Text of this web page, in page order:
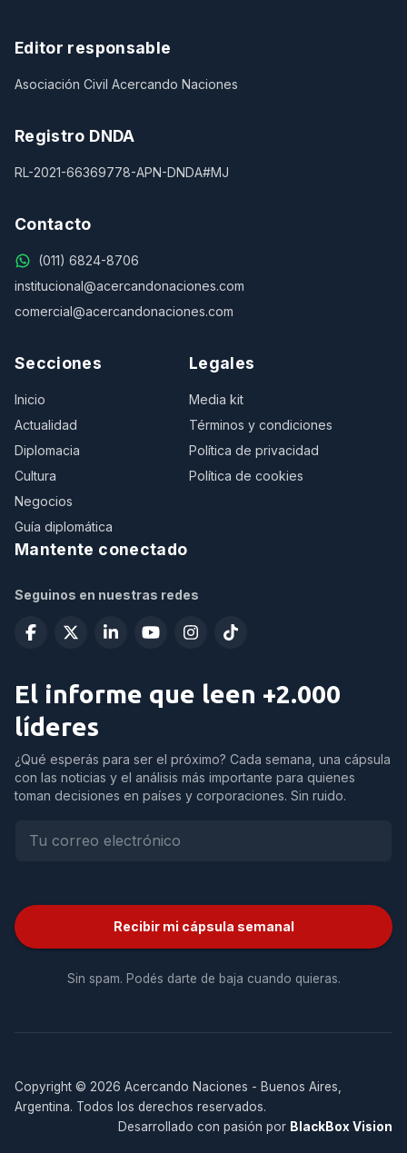
Editor responsable
Asociación Civil Acercando Naciones
Registro DNDA
RL-2021-66369778-APN-DNDA#MJ
Contacto
(011) 6824-8706
institucional@acercandonaciones.com
comercial@acercandonaciones.com
Secciones
Inicio
Actualidad
Diplomacia
Cultura
Negocios
Guía diplomática
Legales
Media kit
Términos y condiciones
Política de privacidad
Política de cookies
Mantente conectado
Seguinos en nuestras redes
El informe que leen +2.000
líderes
¿Qué esperás para ser el próximo? Cada semana, una cápsula
con las noticias y el análisis más importante para quienes
toman decisiones en países y corporaciones. Sin ruido.
Recibir mi cápsula semanal
Sin spam. Podés darte de baja cuando quieras.
Copyright © 2026 Acercando Naciones - Buenos Aires,
Argentina. Todos los derechos reservados.
Desarrollado con pasión por BlackBox Vision